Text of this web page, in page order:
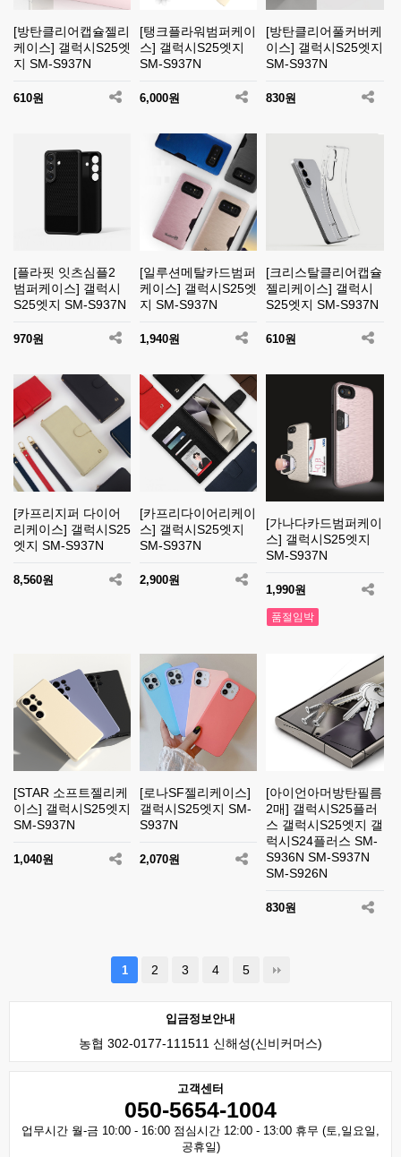
[방탄클리어캡슐젤리
케이스] 갤럭시S25엣
지 SM-S937N
610원
[탱크플라워범퍼케이
스] 갤럭시S25엣지
SM-S937N
6,000원
[방탄클리어풀커버케
이스] 갤럭시S25엣지
SM-S937N
830원
[플라핏 잇츠심플2
범퍼케이스] 갤럭시
S25엣지 SM-S937N
970원
[일루션메탈카드범퍼
케이스] 갤럭시S25엣
지 SM-S937N
1,940원
[크리스탈클리어캡슐
젤리케이스] 갤럭시
S25엣지 SM-S937N
610원
[카프리지퍼 다이어
리케이스] 갤럭시S25
엣지 SM-S937N
8,560원
[카프리다이어리케이
스] 갤럭시S25엣지
SM-S937N
2,900원
[가나다카드범퍼케이
스] 갤럭시S25엣지
SM-S937N
1,990원
품절임박
[STAR 소프트젤리케
이스] 갤럭시S25엣지
SM-S937N
1,040원
[로나SF젤리케이스]
갤럭시S25엣지 SM-
S937N
2,070원
[아이언아머방탄필름
2매] 갤럭시S25플러
스 갤럭시S25엣지 갤
럭시S24플러스 SM-
S936N SM-S937N
SM-S926N
830원
1 2 3 4 5
입금정보안내
농협 302-0177-111511 신해성(신비커머스)
고객센터
050-5654-1004
업무시간 월-금 10:00 - 16:00 점심시간 12:00 - 13:00 휴무 (토,일요일,
공휴일)